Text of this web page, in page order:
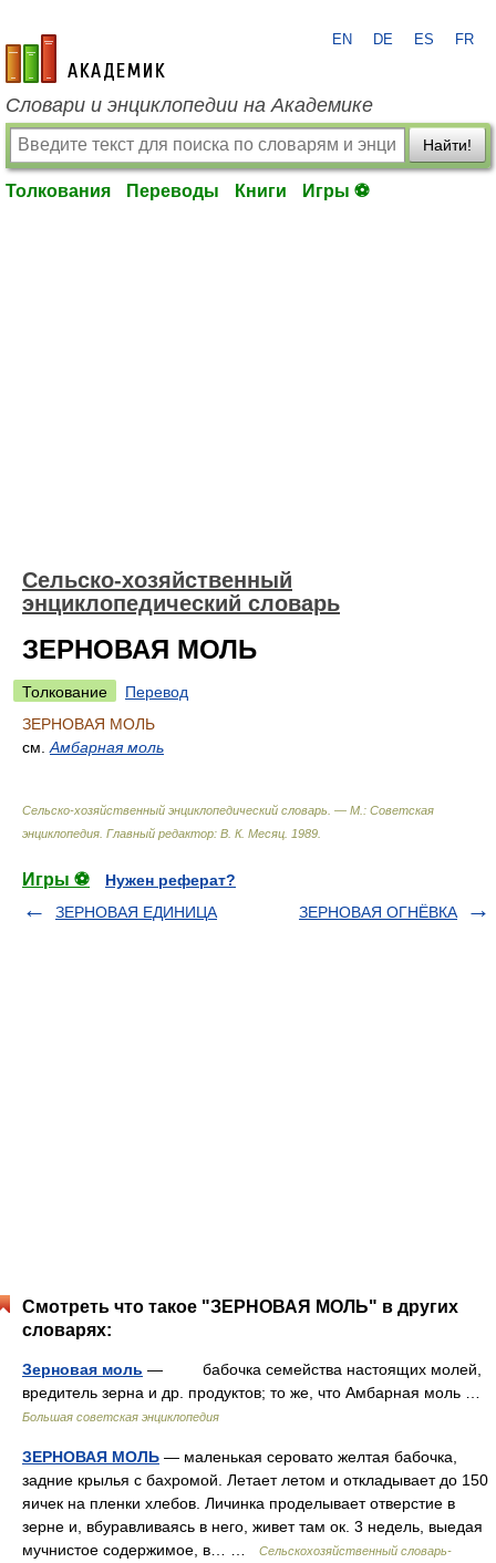
academic.ru
EN DE ES FR
Словари и энциклопедии на Академике
Найти!
Толкования Переводы Книги Игры ⚽
Сельско-хозяйственный
энциклопедический словарь
ЗЕРНОВАЯ МОЛЬ
Толкование
Перевод
ЗЕРНОВАЯ МОЛЬ
см. Амбарная моль
Сельско-хозяйственный энциклопедический словарь. — М.: Советская
энциклопедия Главный редактор: В. К. Месяц 1989
Игры ⚽
Нужен реферат?
ЗЕРНОВАЯ ЕДИНИЦА
ЗЕРНОВАЯ ОГНЁВКА
Смотреть что такое "ЗЕРНОВАЯ МОЛЬ" в других
словарях:
Зерновая моль — бабочка семейства настоящих молей,
вредитель зерна и др. продуктов; то же, что Амбарная моль …
Большая советская энциклопедия
ЗЕРНОВАЯ МОЛЬ — маленькая серовато желтая бабочка,
задние крылья с бахромой. Летает летом и откладывает до 150
яичек на пленки хлебов. Личинка проделывает отверстие в
зерне и, вбуравливаясь в него, живет там ок. 3 недель, выедая
мучнистое содержимое, в… …
Сельскохозяйственный словарь-